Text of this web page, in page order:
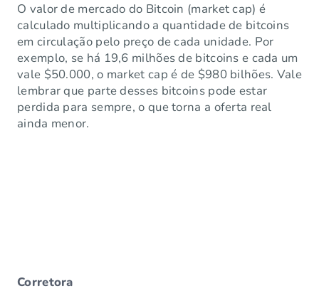
O valor de mercado do Bitcoin (market cap) é
calculado multiplicando a quantidade de bitcoins
em circulação pelo preço de cada unidade. Por
exemplo, se há 19,6 milhões de bitcoins e cada um
vale $50.000, o market cap é de $980 bilhões. Vale
lembrar que parte desses bitcoins pode estar
perdida para sempre, o que torna a oferta real
ainda menor.
Corretora